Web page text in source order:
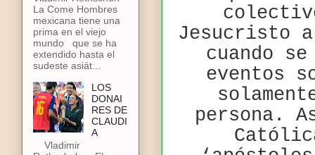
Jesucristo
cuando
eventos
persona.
La Come Hombres
mexicana tiene una
prima en el viejo
mundo que se ha
extendido hasta el
sudeste asiát...
LOS
DONAI
RES DE
CLAUDI
A
Vladimir